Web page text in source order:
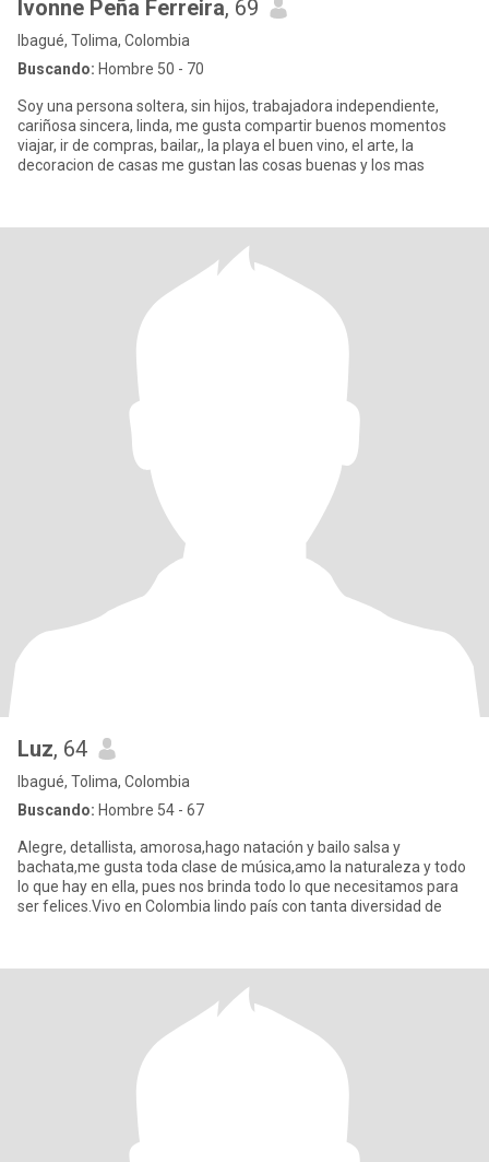
Ivonne Peña Ferreira, 69
Ibagué, Tolima, Colombia
Buscando: Hombre 50 - 70
Soy una persona soltera, sin hijos, trabajadora independiente,
cariñosa sincera, linda, me gusta compartir buenos momentos
viajar, ir de compras, bailar,, la playa el buen vino, el arte, la
decoracion de casas me gustan las cosas buenas y los mas
Luz, 64
Ibagué, Tolima, Colombia
Buscando: Hombre 54 - 67
Alegre, detallista, amorosa,hago natación y bailo salsa y
bachata,me gusta toda clase de música,amo la naturaleza y todo
lo que hay en ella, pues nos brinda todo lo que necesitamos para
ser felices.Vivo en Colombia lindo país con tanta diversidad de